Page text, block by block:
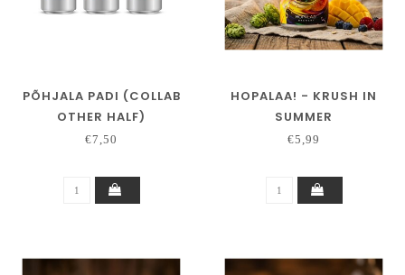
PÕHJALA PADI (COLLAB
OTHER HALF)
€7,50
HOPALAA! - KRUSH IN
SUMMER
€5,99